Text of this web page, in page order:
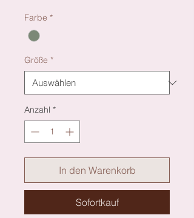
Farbe *
Größe *
Anzahl *
In den Warenkorb
Sofortkauf